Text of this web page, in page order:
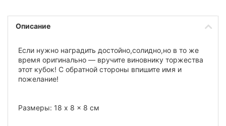
Описание
Если нужно наградить достойно,солидно,но в то же
время оригинально — вручите виновнику торжества
этот кубок! С обратной стороны впишите имя и
пожелание!
Размеры: 18 x 8 x 8 см